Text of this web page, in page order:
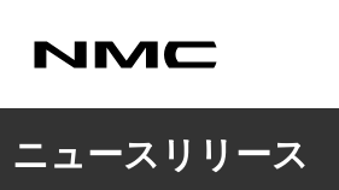
ニュースリリース